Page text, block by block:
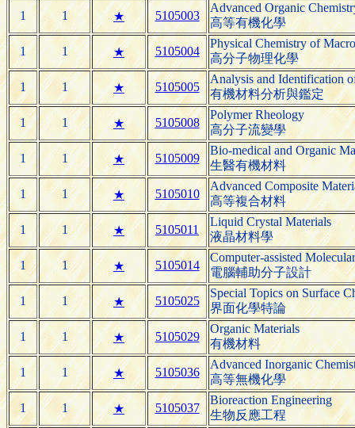
1 1 ★ 5105003
Advanced Organic
高等有機化學
1 1 ★ 5105004
Physical Chemistry of
高分子物理化學
1 1 ★ 5105005
Analysis and Identification
有機材料分析與鑑定
1 1 ★ 5105008
Polymer Rheology
高分子流變學
1 1 ★ 5105009
Bio-medical and Organic
生醫有機材料
1 1 ★ 5105010
Advanced Composite
高等複合材料
1 1 ★ 5105011
Liquid Crystal Materials
液晶材料學
1 1 ★ 5105014
Computer-assisted
電腦輔助分子設計
1 1 ★ 5105025
Special Topics on Surface
界面化學特論
1 1 ★ 5105029
Organic Materials
有機材料
1 1 ★ 5105036
Advanced Inorganic
高等無機化學
1 1 ★ 5105037
Bioreaction Engineering
生物反應工程